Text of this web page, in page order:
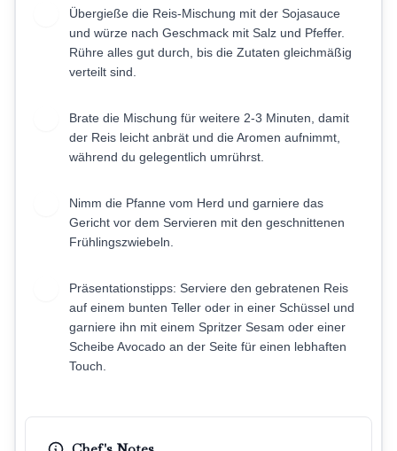
Übergieße die Reis-Mischung mit der Sojasauce
und würze nach Geschmack mit Salz und Pfeffer.
Rühre alles gut durch, bis die Zutaten gleichmäßig
verteilt sind.
Brate die Mischung für weitere 2-3 Minuten, damit
der Reis leicht anbrät und die Aromen aufnimmt,
während du gelegentlich umrührst.
Nimm die Pfanne vom Herd und garniere das
Gericht vor dem Servieren mit den geschnittenen
Frühlingszwiebeln.
Präsentationstipps: Serviere den gebratenen Reis
auf einem bunten Teller oder in einer Schüssel und
garniere ihn mit einem Spritzer Sesam oder einer
Scheibe Avocado an der Seite für einen lebhaften
Touch.